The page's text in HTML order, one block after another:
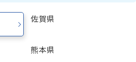
佐賀県
熊本県